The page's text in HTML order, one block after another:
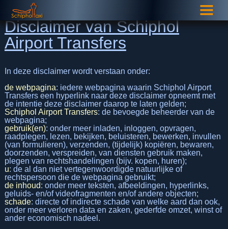
Disclaimer van Schiphol
Airport Transfers
In deze disclaimer wordt verstaan onder:
de webpagina: iedere webpagina waarin Schiphol Airport
Transfers een hyperlink naar deze disclaimer opneemt met
de intentie deze disclaimer daarop te laten gelden;
Schiphol Airport Transfers: de bevoegde beheerder van de
webpagina;
gebruik(en): onder meer inladen, inloggen, opvragen,
raadplegen, lezen, bekijken, beluisteren, bewerken, invullen
(van formulieren), verzenden, (tijdelijk) kopiëren, bewaren,
doorzenden, verspreiden, van diensten gebruik maken,
plegen van rechtshandelingen (bijv. kopen, huren);
u: de al dan niet vertegenwoordigde natuurlijke of
rechtspersoon die de webpagina gebruikt;
de inhoud: onder meer teksten, afbeeldingen, hyperlinks,
geluids- en/of videofragmenten en/of andere objecten;
schade: directe of indirecte schade van welke aard dan ook,
onder meer verloren data en zaken, gederfde omzet, winst of
ander economisch nadeel.